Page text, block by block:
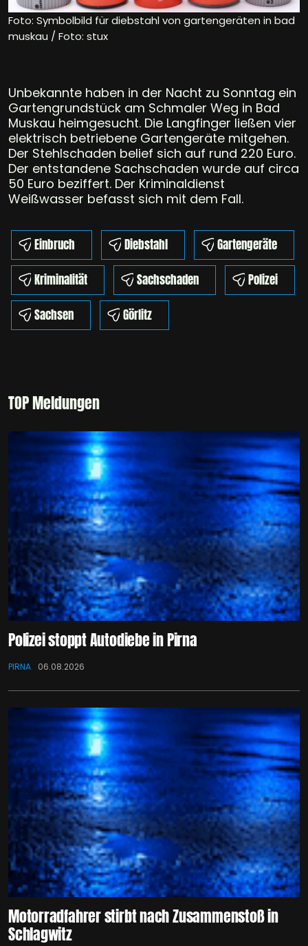
Foto: Symbolbild für diebstahl von gartengeräten in bad
muskau / Foto: stux
Unbekannte haben in der Nacht zu Sonntag ein
Gartengrundstück am Schmaler Weg in Bad
Muskau heimgesucht. Die Langfinger ließen vier
elektrisch betriebene Gartengeräte mitgehen.
Der Stehlschaden belief sich auf rund 220 Euro.
Der entstandene Sachschaden wurde auf circa
50 Euro beziffert. Der Kriminaldienst
Weißwasser befasst sich mit dem Fall.
Einbruch Diebstahl
Gartengeräte
Kriminalität
Sachschaden
Polizei
Sachsen
Görlitz
TOP Meldungen
Polizei stoppt Autodiebe in Pirna
PIRNA 06.08.2026
Motorradfahrer stirbt nach Zusammenstoß in
Schlagwitz